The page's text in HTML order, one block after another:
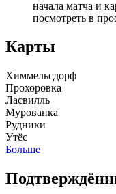
начала матча и
посмотреть в
Карты
Химмельсдорф
Прохоровка
Ласвилль
Мурованка
Рудники
Утёс
Больше